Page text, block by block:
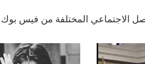
الاجتماعي المختلفة من فيس